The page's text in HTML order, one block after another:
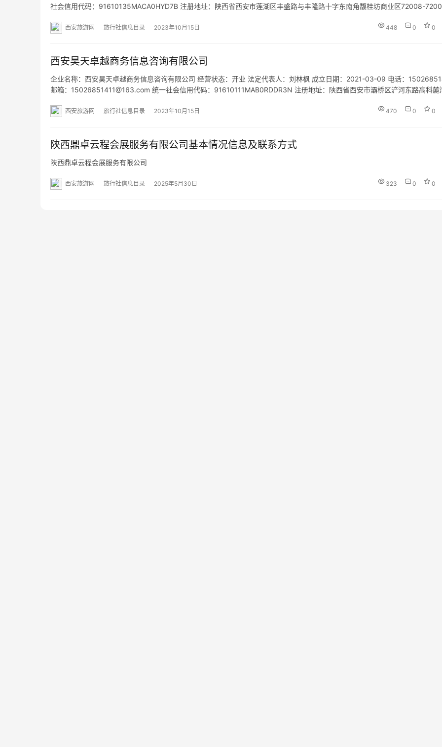
社会信用代码：91610135MACA0HYD7B 注册地址：陕西省西安市莲湖区丰盛路与丰隆路十字东南角馥桂坊商业区72008-
西安旅游网 旅行社信息目录 2023年10月15日 448 0 0
西安昊天卓越商务信息咨询有限公司
企业名称：西安昊天卓越商务信息咨询有限公司 经营状态：开业 法定代表人：刘林枫 成立日期：2021-03-09 电话：
邮箱：15026851411@163.com 统一社会信用代码：91610111MAB0RDDR3N 注册地址：陕西省西安市灞桥区浐河东路高科麓
西安旅游网 旅行社信息目录 2023年10月15日 470 0 0
陕西鼎卓云程会展服务有限公司基本情况信息及联系方式
陕西鼎卓云程会展服务有限公司
西安旅游网 旅行社信息目录 2025年5月30日 323 0 0